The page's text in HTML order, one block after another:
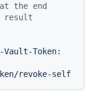
the end
result